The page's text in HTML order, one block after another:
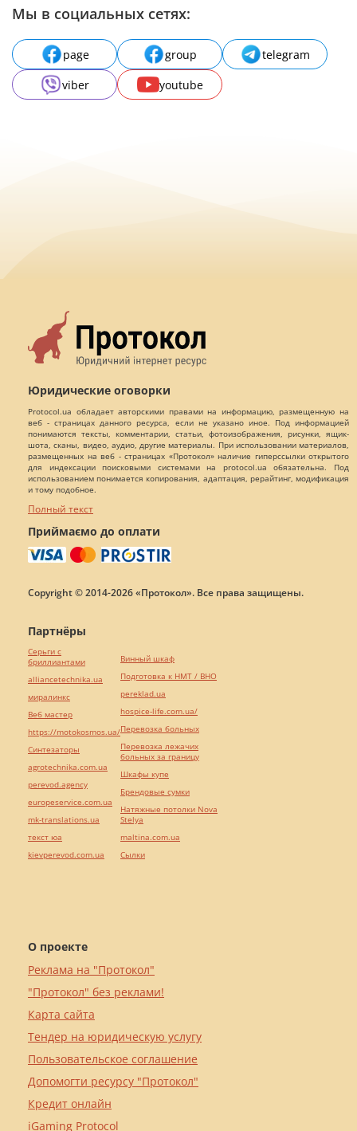
Мы в социальных сетях:
page group
telegram
viber
youtube
Юридические оговорки
Protocol.ua обладает авторскими правами на информацию, размещенную на
веб - страницах данного ресурса, если не указано иное. Под информацией
понимаются тексты, комментарии, статьи, фотоизображения, рисунки, ящик-
шота, сканы, видео, аудио, другие материалы. При использовании материалов,
размещенных на веб - страницах «Протокол» наличие гиперссылки открытого
для индексации поисковыми системами на protocol.ua обязательна. Под
использованием понимается копирования, адаптация, рерайтинг, модификация
и тому подобное.
Полный текст
Приймаємо до оплати
Copyright © 2014-2026 «Протокол». Все права защищены.
О проекте
Реклама на "Протокол"
"Протокол" без реклами!
Карта сайта
Тендер на юридическую услугу
Пользовательское соглашение
Допомогти ресурсу "Протокол"
Кредит онлайн
iGaming Protocol
Партнёры
Серьги с
бриллиантами
alliancetechnika.ua
миралинкс
Веб мастер
https://motokosmos.ua/
Синтезаторы
agrotechnika.com.ua
perevod.agency
europeservice.com.ua
mk-translations.ua
текст юа
kievperevod.com.ua
Винный шкаф
Подготовка к НМТ / ВНО
pereklad.ua
hospice-life.com.ua/
Перевозка больных
Перевозка лежачих
больных за границу
Шкафы купе
Брендовые сумки
Натяжные потолки Nova
Stelya
maltina.com.ua
Cылки